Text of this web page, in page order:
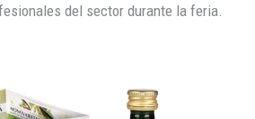
del sector durante la feria.